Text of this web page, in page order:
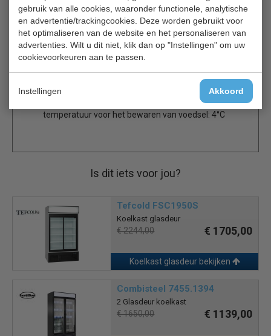
gebruik van alle cookies, waaronder functionele, analytische
en advertentie/trackingcookies. Deze worden gebruikt voor
het optimaliseren van de website en het personaliseren van
advertenties. Wilt u dit niet, klik dan op "Instellingen" om uw
cookievoorkeuren aan te passen.
Instellingen Akkoord
Binnenverlichting verbetert de zichtbaarheid van de
inhoud
Bereik omgevingstemperatuur: 10°C tot 32°C
Veilige afsluitbare dubbele glazen deur
(omkeerbaar)
Om voedselverspilling door bederf of uitdroging te
verminderen, moet dit apparaat worden gebruikt in
het daarvoor bestemde werkbereik. Optimale
temperatuur voor het bewaren van voedsel: 4°C
Is dit iets voor jou?
Tefcold FSC1950S
Koelkast glasdeur
€ 2244,00 € 1705,00
Koelkast glasdeur bekijken
Combisteel 7455.1394
2 Glasdeur koelkast
€ 1650,00 € 1139,00